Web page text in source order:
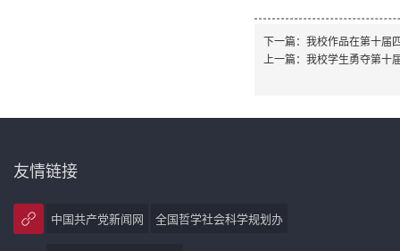
下一篇： 我校作品在第十届
上一篇： 我校学生勇夺第十
友情链接
中国共产党新闻网 全国哲学社会科学规划办